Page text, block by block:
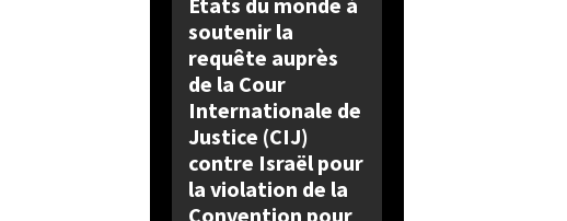
soutenir la
requête auprès
de la Cour
Internationale de
Justice (CIJ)
contre Israël pour
la violation de la
Convention pour